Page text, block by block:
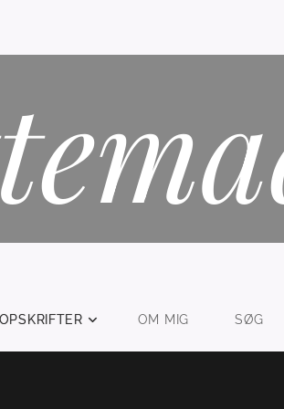
OPSKRIFTER OM MIG SØG